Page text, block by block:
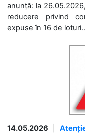
anunță: la
reducere privind
expuse în 16 de
14.05.2026